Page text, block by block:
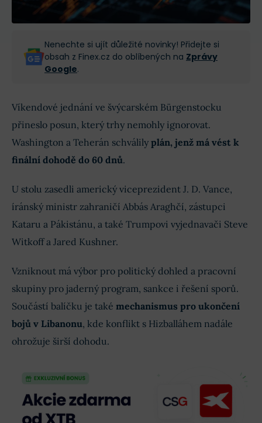
Nenechte si ujít důležité novinky! Přidejte si
obsah z Finex.cz do oblíbených na Zprávy
Google.
Víkendové jednání ve švýcarském Bürgenstocku
přineslo posun, který trhy nemohly ignorovat.
Washington a Teherán schválily plán, jenž má vést k
finální dohodě do 60 dnů.
U stolu zasedli americký viceprezident J. D. Vance,
íránský ministr zahraničí Abbás Araghčí, zástupci
Kataru a Pákistánu, a také Trumpovi vyjednavači Steve
Witkoff a Jared Kushner.
Vzniknout má výbor pro politický dohled a pracovní
skupiny pro jaderný program, sankce i řešení sporů.
Součástí balíčku je také mechanismus pro ukončení
bojů v Libanonu, kde konflikt s Hizballáhem nadále
ohrožuje širší dohodu.